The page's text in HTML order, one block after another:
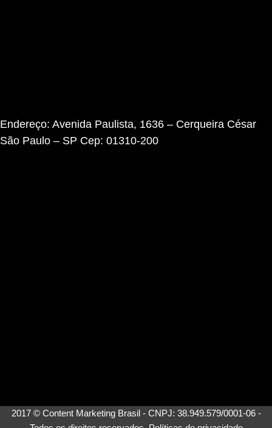
Endereço: Avenida Paulista, 1636 – Cerqueira César
São Paulo – SP Cep: 01310-200
2017 © Content Marketing Brasil - CNPJ: 38.949.579/0001-06 -